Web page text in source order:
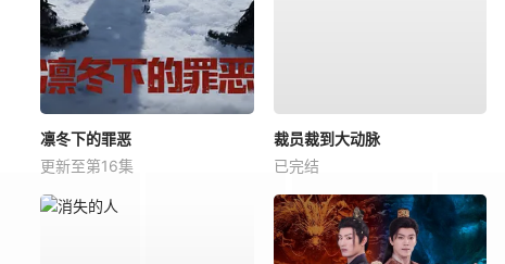
凛冬下的罪恶
更新至第16集
裁员裁到大动脉
已完结